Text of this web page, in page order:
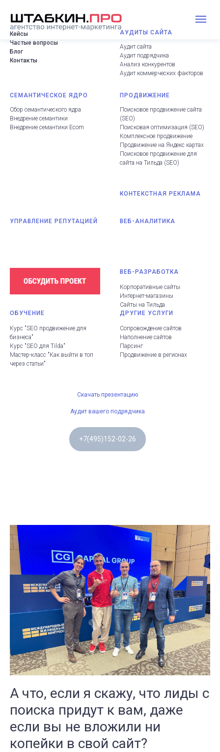
Кейсы
Частые вопросы
Блог
Контакты
АУДИТЫ САЙТА
Аудит сайта
Аудит подрядчика
Анализ конкурентов
Аудит коммерческих факторов
СЕМАНТИЧЕСКОЕ ЯДРО
Сбор семантического ядра
Внедрение семантики
Внедрение семантики Ecom
ПРОДВИЖЕНИЕ
Поисковое продвижение сайта
(SEO)
Поисковая оптимизация (SEO)
Комплексное продвижение
Продвижение на Яндекс картах
Поисковое продвижение для
сайта на Тильда (SEO)
КОНТЕКСТНАЯ РЕКЛАМА
УПРАВЛЕНИЕ РЕПУТАЦИЕЙ ВЕБ-АНАЛИТИКА
ВЕБ-РАЗРАБОТКА
Корпоративные сайты
Интернет-магазины
Сайты на Тильда
ОБУЧЕНИЕ
Курс "SEO продвижение для
бизнеса"
Курс "SEO для Tilda"
Мастер-класс "Как выйти в топ
через статьи"
ДРУГИЕ УСЛУГИ
Сопровождение сайтов
Наполнение сайтов
Парсинг
Продвижение в регионах
Скачать презентацию
Аудит вашего подрядчика
+7(495)152-02-26
А что, если я скажу, что лиды с
поиска придут к вам, даже
если вы не вложили ни
копейки в свой сайт?